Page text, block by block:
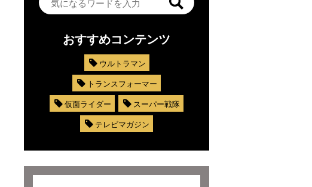
おすすめコンテンツ
ウルトラマン
トランスフォーマー
仮面ライダー
スーパー戦隊
テレビマガジン